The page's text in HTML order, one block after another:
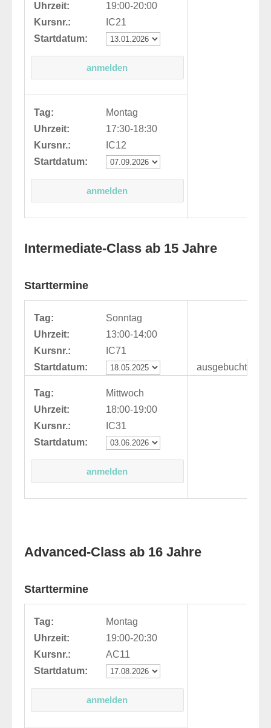
Uhrzeit:
19:00-20:00
Kursnr.:
IC21
Startdatum:
Tag:
Montag
Uhrzeit:
17:30-18:30
Kursnr.:
IC12
Startdatum:
Intermediate-Class ab 15 Jahre
Starttermine
Tag:
Sonntag
Uhrzeit:
13:00-14:00
Kursnr.:
IC71
Startdatum:
ausgebucht
Tag:
Mittwoch
Uhrzeit:
18:00-19:00
Kursnr.:
IC31
Startdatum:
Advanced-Class ab 16 Jahre
Starttermine
Tag:
Montag
Uhrzeit:
19:00-20:30
Kursnr.:
AC11
Startdatum: